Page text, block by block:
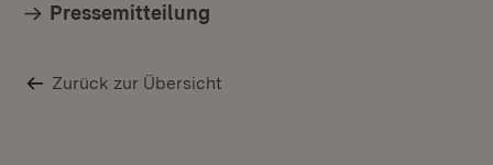
Pressemitteilung
Zurück zur Übersicht